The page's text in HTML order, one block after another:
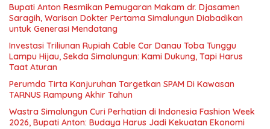
Bupati Anton Resmikan Pemugaran Makam dr. Djasamen
Saragih, Warisan Dokter Pertama Simalungun Diabadikan
untuk Generasi Mendatang
Investasi Triliunan Rupiah Cable Car Danau Toba Tunggu
Lampu Hijau, Sekda Simalungun: Kami Dukung, Tapi Harus
Taat Aturan
Perumda Tirta Kanjuruhan Targetkan SPAM Di Kawasan
TARNUS Rampung Akhir Tahun
Wastra Simalungun Curi Perhatian di Indonesia Fashion Week
2026, Bupati Anton: Budaya Harus Jadi Kekuatan Ekonomi